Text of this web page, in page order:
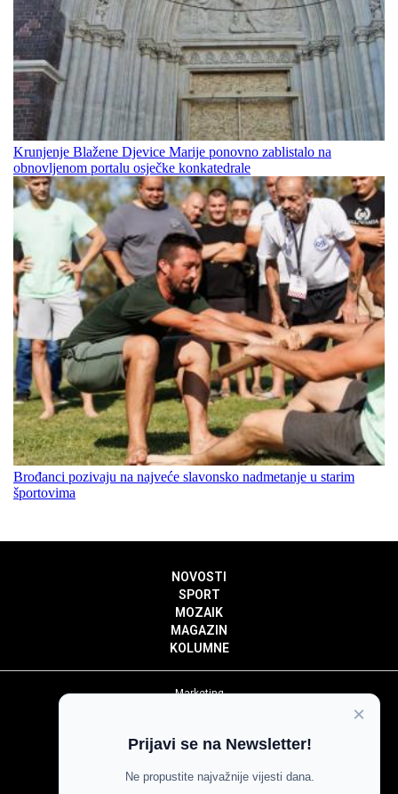
Krunjenje Blažene Djevice Marije ponovno zablistalo na
obnovljenom portalu osječke konkatedrale
Brođanci pozivaju na najveće slavonsko nadmetanje u starim
športovima
NOVOSTI
SPORT
MOZAIK
MAGAZIN
KOLUMNE
Marketing
Impressum
Pravila komentiranja
×
Prijavi se na Newsletter!
Ne propustite najvažnije vijesti dana.